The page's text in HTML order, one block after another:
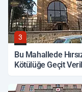
3
Bu Mahallede
Kötülüğe Geçit